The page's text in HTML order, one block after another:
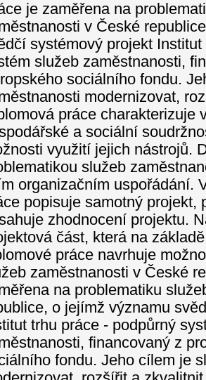
je zaměřena na
v České
systémový projekt
služeb zaměstnanosti,
sociálního fondu.
modernizovat,
práce charakterizuje
a sociální
využití jejich nástrojů.
služeb
organizačním uspořádání.
popisuje samotný projekt,
zhodnocení projektu.
část, která na
práce navrhuje
zaměstnanosti v České
na problematiku
o jejímž významu
trhu práce - podpůrný
financovaný z
fondu. Jeho cílem je